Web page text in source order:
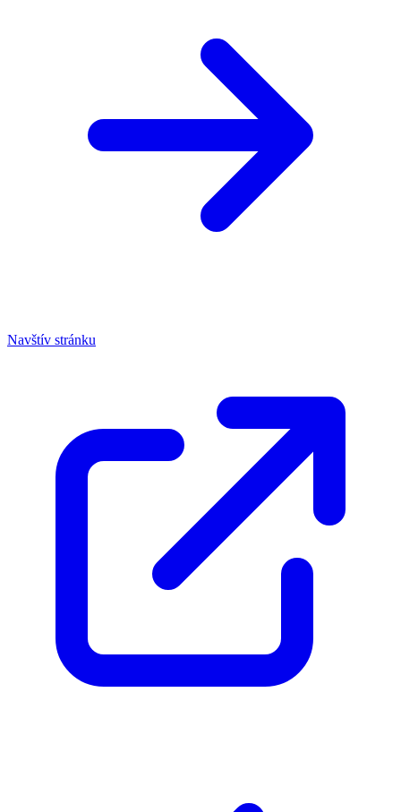
Navštív stránku